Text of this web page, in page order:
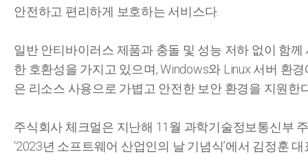
안전하고 편리하게 보호하는 서비스다.
일반 안티바이러스 제품과 충돌 및 성능 저하 없이 함께
한 호환성을 가지고 있으며, Windows와 Linux 서버 환
은 리소스 사용으로 가볍고 안전한 보안 환경을 지원한
주식회사 체크멀은 지난해 11월 과학기술정보통신부
‘2023년 소프트웨어 산업인의 날 기념식’에서 김정훈